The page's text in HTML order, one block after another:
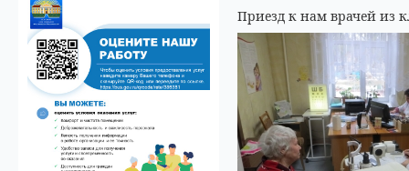
Приезд к нам врачей из